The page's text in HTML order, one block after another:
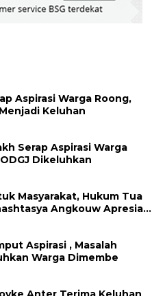
Aspirasi Warga Roong,
Keluhan
Serap Aspirasi Warga
Dikeluhkan
Masyarakat, Hukum Tua
Angkouw Apresiasi
Aspirasi , Masalah
Warga Dimembe